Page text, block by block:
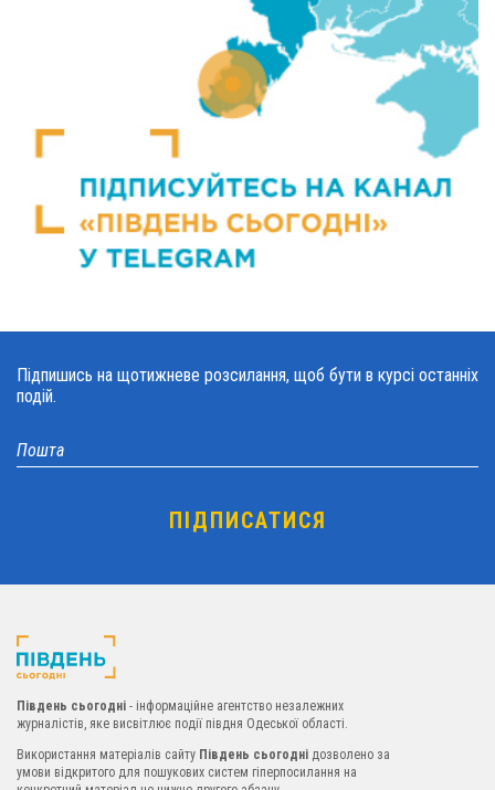
Підпишись на щотижневе розсилання, щоб бути в курсі останніх
подій.
Південь сьогодні - інформаційне агентство незалежних
журналістів, яке висвітлює події півдня Одеської області.
Використання матеріалів сайту Південь сьогодні дозволено за
умови відкритого для пошукових систем гіперпосилання на